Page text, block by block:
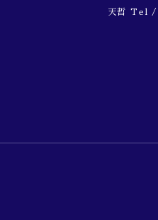
天哲 Tel /